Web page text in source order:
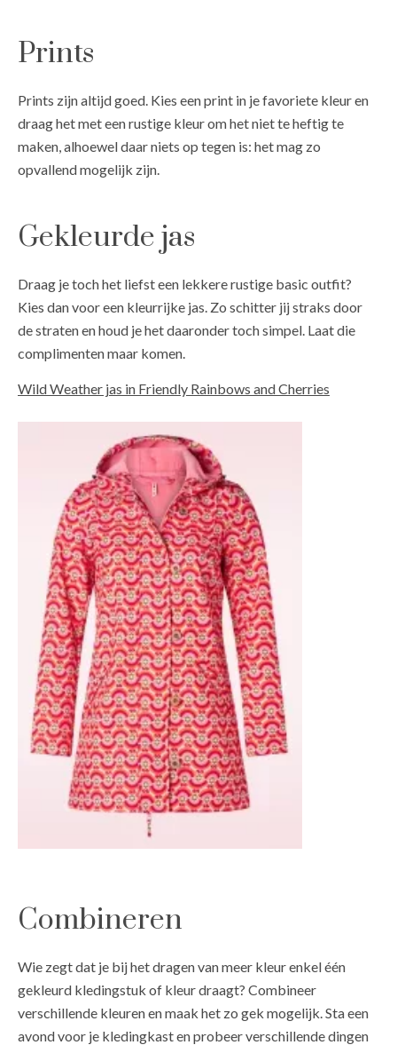
Prints
Prints zijn altijd goed. Kies een print in je favoriete kleur en
draag het met een rustige kleur om het niet te heftig te
maken, alhoewel daar niets op tegen is: het mag zo
opvallend mogelijk zijn.
Gekleurde jas
Draag je toch het liefst een lekkere rustige basic outfit?
Kies dan voor een kleurrijke jas. Zo schitter jij straks door
de straten en houd je het daaronder toch simpel. Laat die
complimenten maar komen.
Wild Weather jas in Friendly Rainbows and Cherries
Combineren
Wie zegt dat je bij het dragen van meer kleur enkel één
gekleurd kledingstuk of kleur draagt? Combineer
verschillende kleuren en maak het zo gek mogelijk. Sta een
avond voor je kledingkast en probeer verschillende dingen